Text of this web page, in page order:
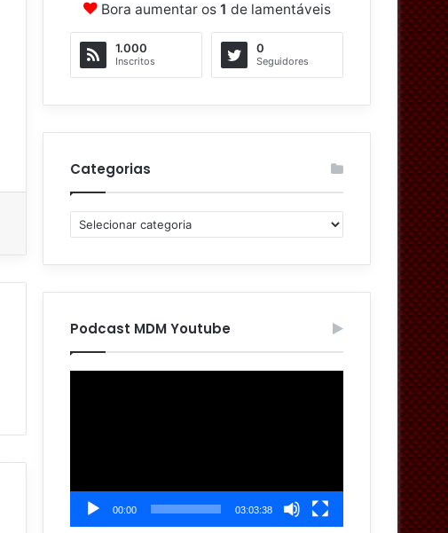
Bora aumentar os 1 de lamentáveis
1.000
Inscritos
0
Seguidores
Categorias
Categorias
Podcast MDM Youtube
00:00 03:03:38